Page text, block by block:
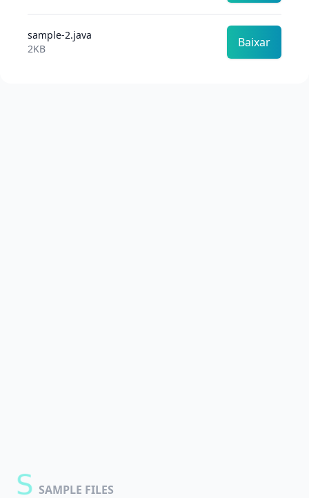
sample-2.java
2KB
Baixar
SAMPLE FILES